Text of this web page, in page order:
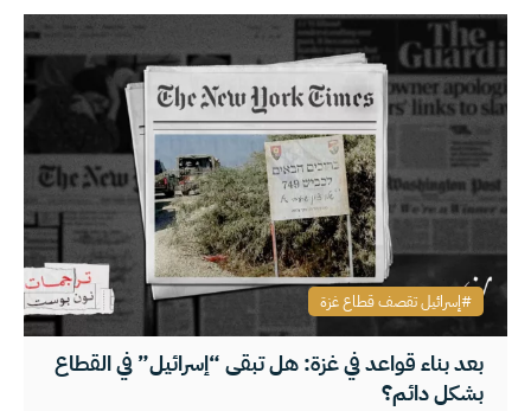
بعد بناء قواعد في غزة: هل تبقى “إسرائيل” في القطاع
بشكل دائم؟
إسرائيل تقصف قطاع غزة